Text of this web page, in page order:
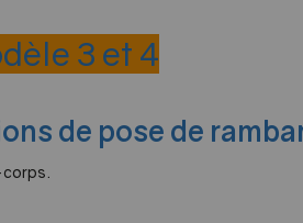
3 et 4
de pose de